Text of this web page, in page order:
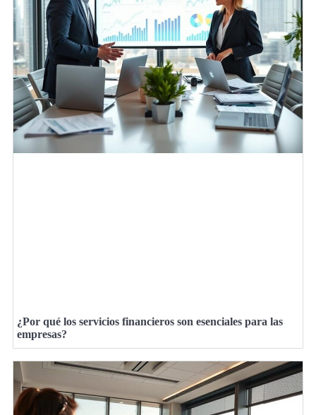
¿Por qué los servicios financieros son esenciales para las
empresas?